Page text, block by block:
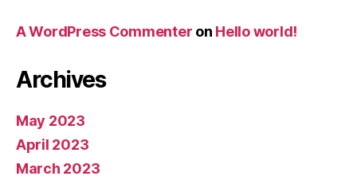
A WordPress Commenter on Hello world!
Archives
May 2023
April 2023
March 2023